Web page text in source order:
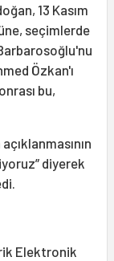
13 Kasım
seçimlerde
Özkan'ı
bu,
diyerek
Elektronik